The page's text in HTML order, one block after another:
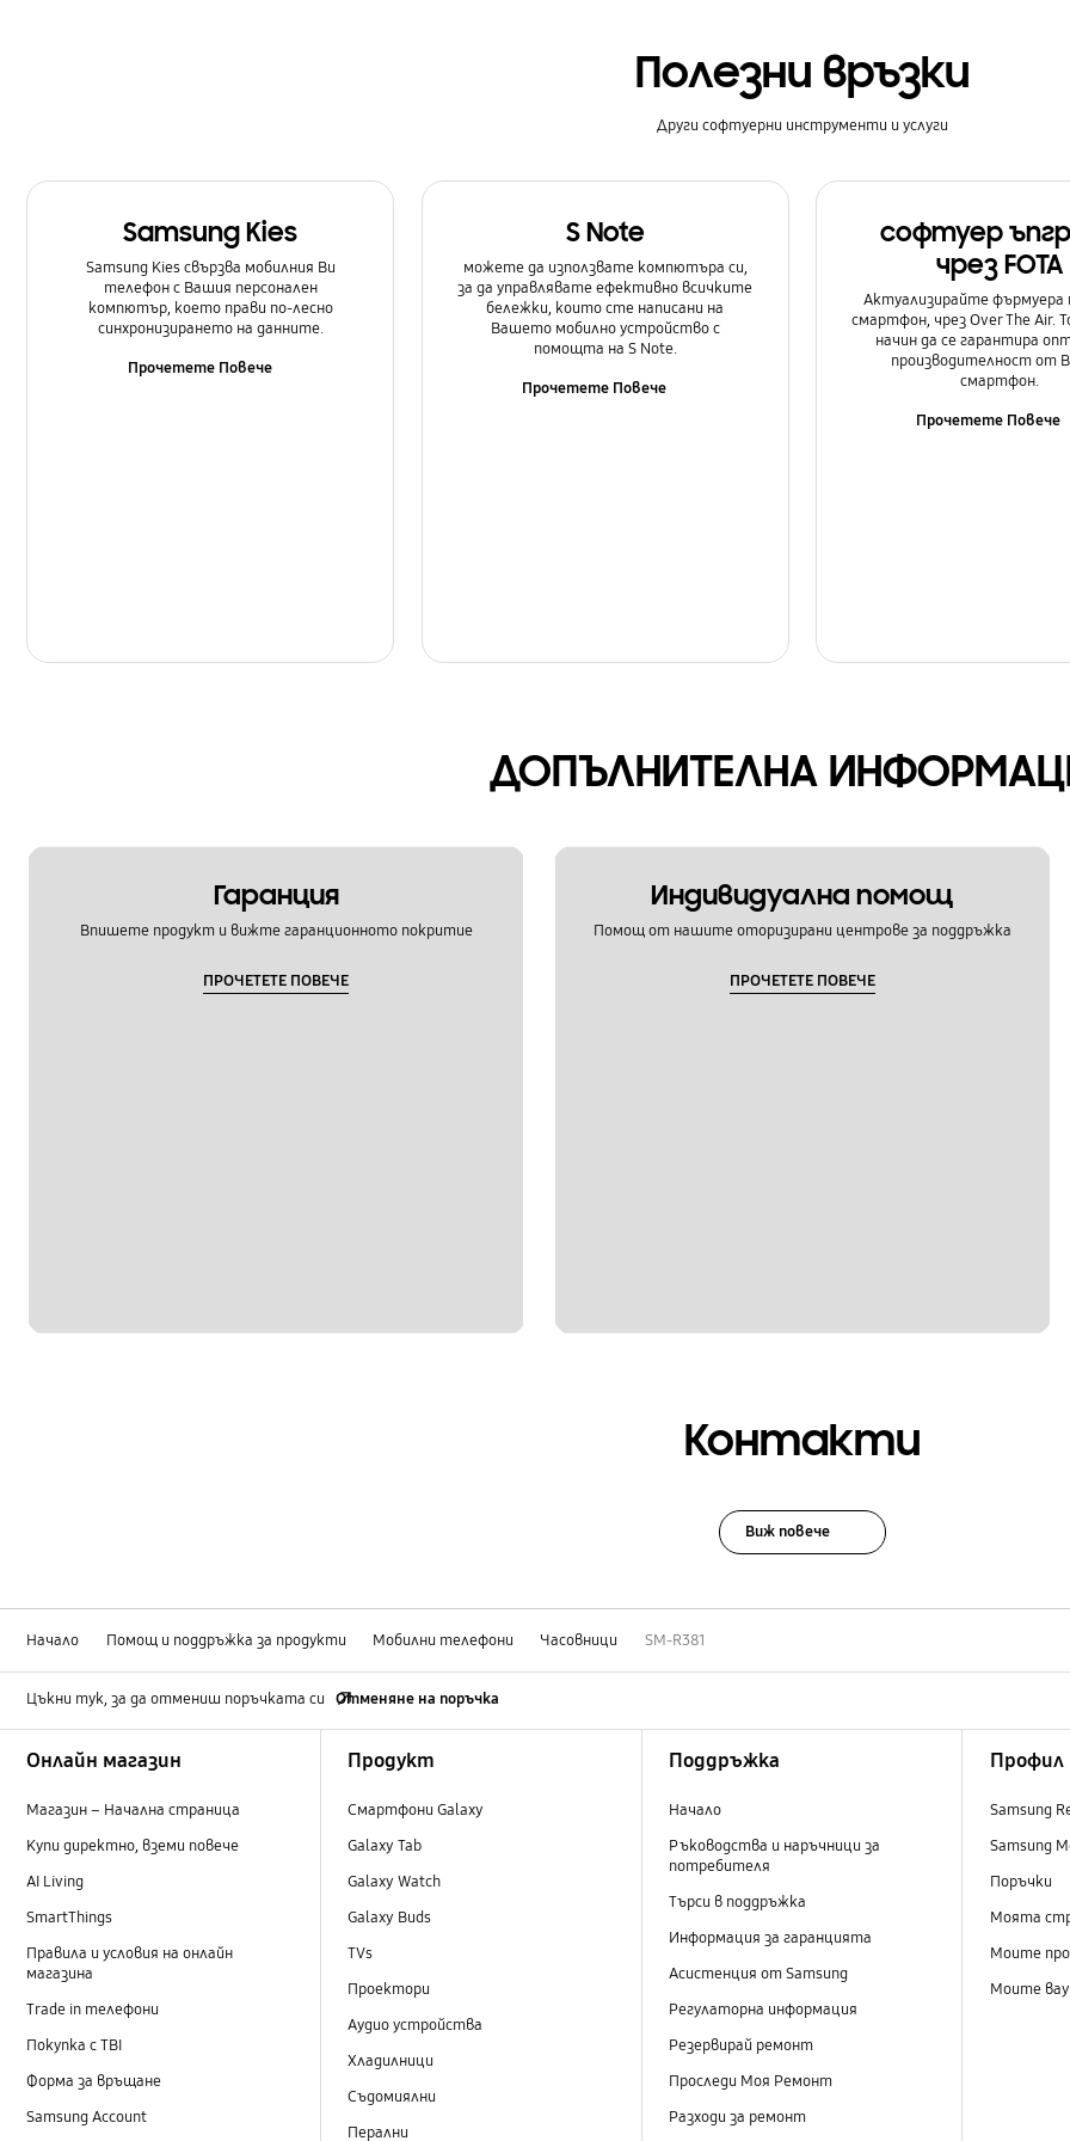
Полезни връзки
Други софтуерни инструменти и услуги
Samsung Kies
Samsung Kies свързва мобилния Ви
телефон с Вашия персонален
компютър, което прави по-лесно
синхронизирането на данните.
Прочетете Повече
S Note
можете да използвате компютъра си,
за да управлявате ефективно всичките
бележки, които сте написани на
Вашето мобилно устройство с
помощта на S Note.
Прочетете Повече
софтуер
чрез FOTA
Актуализирайте фърмуера
смартфон, чрез Over The Air.
начин да се гарантира
производителност от
смартфон.
Прочетете Повече
ДОПЪЛНИТЕЛНА
Гаранция
Впишете продукт и вижте гаранционното покритие
ПРОЧЕТЕТЕ ПОВЕЧЕ
Индивидуална помощ
Помощ от нашите оторизирани центрове за поддръжка
ПРОЧЕТЕТЕ ПОВЕЧЕ
Контакти
Виж повече
Начало Помощ и поддръжка за продукти Мобилни телефони Часовници SM-R381
Цъкни тук, за да отмениш поръчката си Отменяне на поръчка
Онлайн магазин
Магазин – Начална страница
Купи директно, вземи повече
AI Living
SmartThings
Правила и условия на онлайн
магазина
Trade in телефони
Покупка с TBI
Форма за връщане
Samsung Account
Продукт
Смартфони Galaxy
Galaxy Tab
Galaxy Watch
Galaxy Buds
TVs
Проектори
Аудио устройства
Хладилници
Съдомиялни
Перални
Поддръжка
Начало
Ръководства и наръчници за
потребителя
Търси в поддръжка
Информация за гаранцията
Асистенция от Samsung
Регулаторна информация
Резервирай ремонт
Проследи Моя Ремонт
Разходи за ремонт
Профил
Samsung
Samsung
Поръчки
Моята
Моите
Моите